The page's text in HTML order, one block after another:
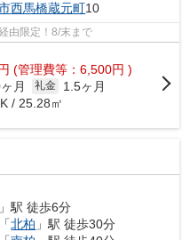
西馬橋蔵元町10
由限定！8/末まで
(管理費等：6,500円 )
月 礼金
1.5ヶ月
/ 25.28㎡
」駅 徒歩6分
「北柏 」駅 徒歩30分